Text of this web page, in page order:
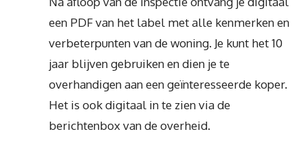
een PDF van het label met alle kenmerken en
verbeterpunten van de woning. Je kunt het 10
jaar blijven gebruiken en dien je te
overhandigen aan een geïnteresseerde koper.
Het is ook digitaal in te zien via de
berichtenbox van de overheid.